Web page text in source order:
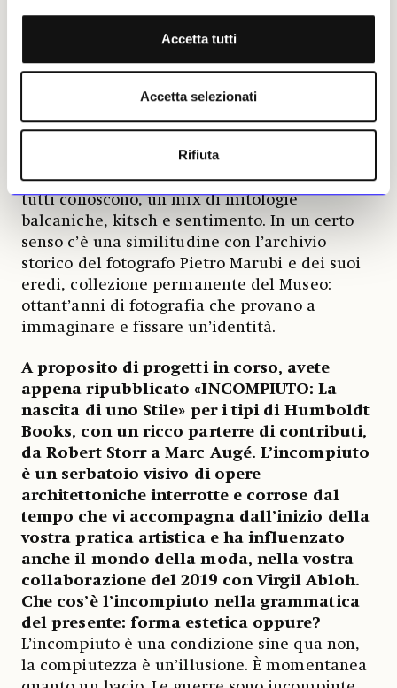
Accetta tutti
Accetta selezionati
Rifiuta
esuberanza creativa. In «Olbania» l’artista è
ridefinisce le regole del gioco mediatico,
perché proprio in quegli anni gli albanesi
italiana, che vedevano gratis con l’antenna, a
internet, e caricano di tutto, senza pudore. Si
inventano un Paese che non esiste ma che
tutti conoscono, un mix di mitologie
balcaniche, kitsch e sentimento. In un certo
senso c’è una similitudine con l’archivio
storico del fotografo Pietro Marubi e dei suoi
eredi, collezione permanente del Museo:
ottant’anni di fotografia che provano a
immaginare e fissare un’identità.
A proposito di progetti in corso, avete
appena ripubblicato «INCOMPIUTO: La
nascita di uno Stile» per i tipi di Humboldt
Books, con un ricco parterre di contributi,
da Robert Storr a Marc Augé. L’incompiuto
è un serbatoio visivo di opere
architettoniche interrotte e corrose dal
tempo che vi accompagna dall’inizio della
vostra pratica artistica e ha influenzato
anche il mondo della moda, nella vostra
collaborazione del 2019 con Virgil Abloh.
Che cos’è l’incompiuto nella grammatica
del presente: forma estetica oppure?
L’incompiuto è una condizione sine qua non,
la compiutezza è un’illusione. È momentanea